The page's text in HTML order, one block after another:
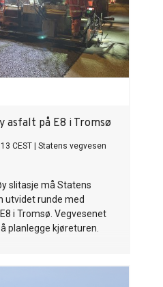
asfalt på E8 i Tromsø
CEST
Statens vegvesen
slitasje må Statens
utvidet runde med
i Tromsø. Vegvesenet
planlegge kjøreturen.